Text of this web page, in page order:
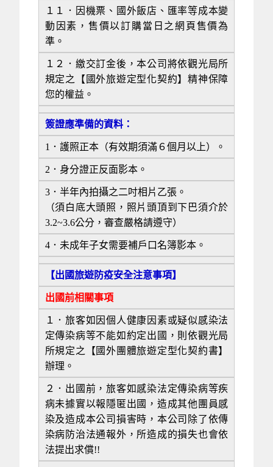
１１． 因機票、國外飯店、匯率等成本變
動因素，售價以訂購當日之網頁售價為
準。
１２． 繳交訂金後，本公司將依觀光局所
規定之【國外旅遊定型化契約】精神保障
您的權益。
簽證應準備的資料：
1．護照正本（有效期須滿６個月以上）。
2．身分證正反面影本。
3．半年內拍攝之二吋相片乙張。
（須白底大頭照，照片頭頂到下巴須介於
3.2~3.6公分，審查嚴格請遵守）
4．未成年子女需要補戶口名簿影本。
【出國旅遊防疫安全注意事項】
出國前相關事項
１．旅客如因個人健康因素或疑似感染法
定傳染病等不能如約定出國，則依觀光局
所規定之【國外團體旅遊定型化契約書】
辦理。
２．出國前，旅客如感染法定傳染病等疾
病未據實以報隱匿出國，造成其他團員感
染及造成本公司損害時，本公司除了依傳
染病防治法通報外，所造成的損失也會依
法提出求償!!